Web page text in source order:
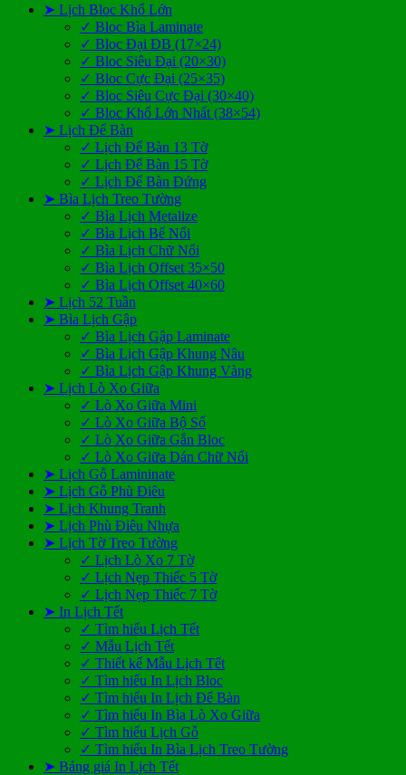
➤ Lịch Bloc Khổ Lớn
✓ Bloc Bìa Laminate
✓ Bloc Đại ĐB (17×24)
✓ Bloc Siêu Đại (20×30)
✓ Bloc Cực Đại (25×35)
✓ Bloc Siêu Cực Đại (30×40)
✓ Bloc Khổ Lớn Nhất (38×54)
➤ Lịch Để Bàn
✓ Lịch Để Bàn 13 Tờ
✓ Lịch Để Bàn 15 Tờ
✓ Lịch Để Bàn Đứng
➤ Bìa Lịch Treo Tường
✓ Bìa Lịch Metalize
✓ Bìa Lịch Bế Nổi
✓ Bìa Lịch Chữ Nổi
✓ Bìa Lịch Offset 35×50
✓ Bìa Lịch Offset 40×60
➤ Lịch 52 Tuần
➤ Bìa Lịch Gập
✓ Bìa Lịch Gập Laminate
✓ Bìa Lịch Gập Khung Nâu
✓ Bìa Lịch Gập Khung Vàng
➤ Lịch Lò Xo Giữa
✓ Lò Xo Giữa Mini
✓ Lò Xo Giữa Bộ Số
✓ Lò Xo Giữa Gắn Bloc
✓ Lò Xo Giữa Dán Chữ Nổi
➤ Lịch Gỗ Lamininate
➤ Lịch Gỗ Phù Điêu
➤ Lịch Khung Tranh
➤ Lịch Phù Điêu Nhựa
➤ Lịch Tờ Treo Tường
✓ Lịch Lò Xo 7 Tờ
✓ Lịch Nẹp Thiếc 5 Tờ
✓ Lịch Nẹp Thiếc 7 Tờ
➤ In Lịch Tết
✓ Tìm hiểu Lịch Tết
✓ Mẫu Lịch Tết
✓ Thiết kế Mẫu Lịch Tết
✓ Tìm hiểu In Lịch Bloc
✓ Tìm hiểu In Lịch Để Bàn
✓ Tìm hiểu In Bìa Lò Xo Giữa
✓ Tìm hiểu Lịch Gỗ
✓ Tìm hiểu In Bìa Lịch Treo Tường
➤ Bảng giá In Lịch Tết